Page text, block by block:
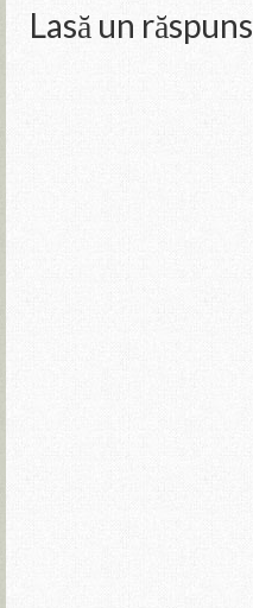
DE ANI Gheorghe
MUSTAŢĂ - Cercetătorul
Lasă un răspuns